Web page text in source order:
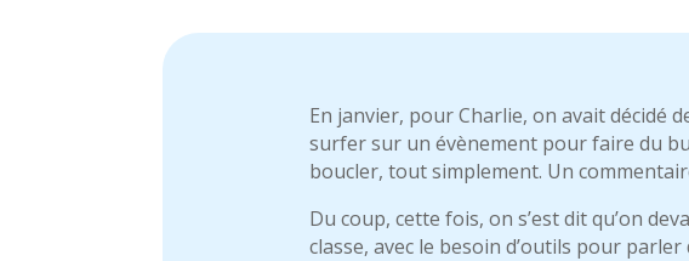
En janvier, pour Charlie, on avait décidé
surfer sur un évènement pour faire du
boucler, tout simplement. Un
Du coup, cette fois, on s’est dit qu’on
classe, avec le besoin d’outils pour